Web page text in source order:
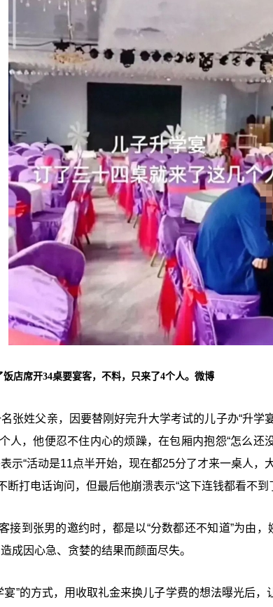
店席开34桌要宴客，不料，只来了4个人。微博
张姓父亲，因要替刚好完升大学考试的儿子办“升学
人，他便忍不住内心的烦躁，在包厢内抱怨“怎么还
示“活动是11点半开始，现在都25分了才来一桌人，
断打电话询问，但最后他崩溃表示“这下连钱都看不到
接到张男的邀约时，都是以“分数都还不知道”为由
成因心急、贪婪的结果而颜面尽失。
”的方式，用收取礼金来换儿子学费的想法曝光后，